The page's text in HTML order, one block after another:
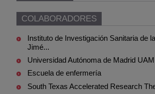
COLABORADORES
Instituto de Investigación Sanitaria de
Jimé...
Universidad Autónoma de Madrid UAM
Escuela de enfermería
South Texas Accelerated Research